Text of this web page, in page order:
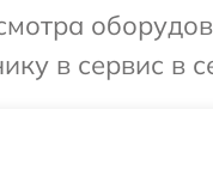
в сервис в